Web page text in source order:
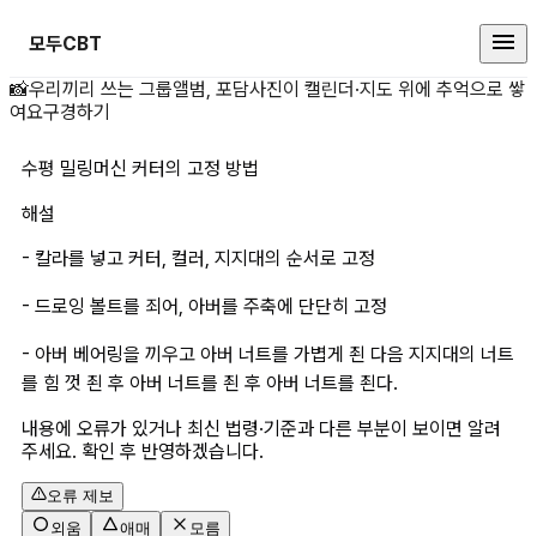
모두CBT
수평 밀링머신 커터의 고정 방법 상
📸우리끼리 쓰는 그룹앨범, 포담사진이 캘린더·지도 위에 추억으로 쌓
여요구경하기
수평 밀링머신 커터의 고정 방법
해설
- 칼라를 넣고 커터, 컬러, 지지대의 순서로 고정
- 드로잉 볼트를 죄어, 아버를 주축에 단단히 고정
- 아버 베어링을 끼우고 아버 너트를 가볍게 죈 다음 지지대의 너트
를 힘 껏 죈 후 아버 너트를 죈 후 아버 너트를 죈다.
내용에 오류가 있거나 최신 법령·기준과 다른 부분이 보이면 알려
주세요. 확인 후 반영하겠습니다.
오류 제보
외움
애매
모름